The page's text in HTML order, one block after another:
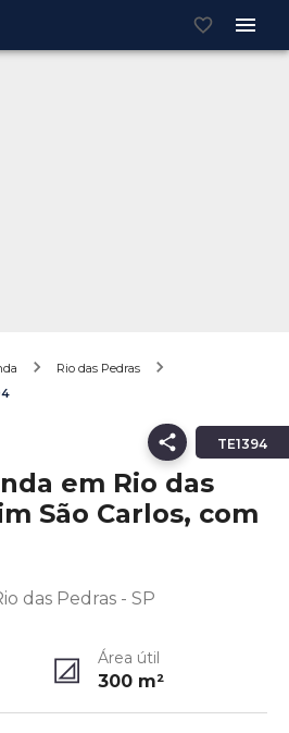
Rio das Pedras
TE1394
em Rio das
São Carlos, com
das Pedras - SP
Área útil
300 m²